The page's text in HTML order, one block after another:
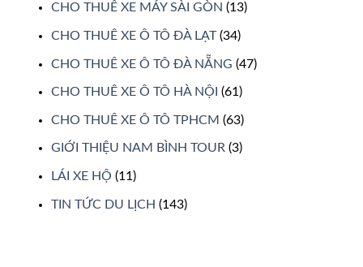
CHO THUÊ XE MÁY SÀI GÒN (13)
CHO THUÊ XE Ô TÔ ĐÀ LẠT(34)
CHO THUÊ XE Ô TÔ ĐÀ NẴNG (47)
CHO THUÊ XE Ô TÔ HÀ NỘI (61)
CHO THUÊ XE Ô TÔ TPHCM (63)
GIỚI THIỆU NAM BÌNH TOUR (3)
LÁI XE HỘ (11)
TIN TỨC DU LỊCH (143)